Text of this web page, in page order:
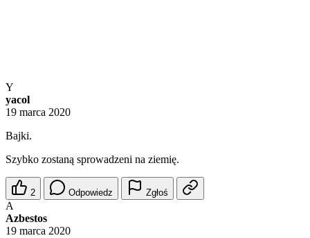
Y
yacol
19 marca 2020
Bajki.
Szybko zostaną sprowadzeni na ziemię.
2 Odpowiedz Zgłoś
A
Azbestos
19 marca 2020